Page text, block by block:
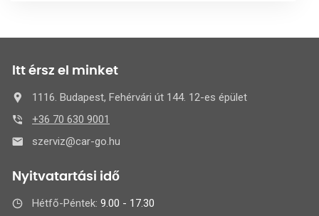
Itt érsz el minket
1116. Budapest, Fehérvári út 144. 12-es épület
+36 70 630 9001
szerviz@car-go.hu
Nyitvatartási idő
Hétfő-Péntek: 9.00 - 17.30